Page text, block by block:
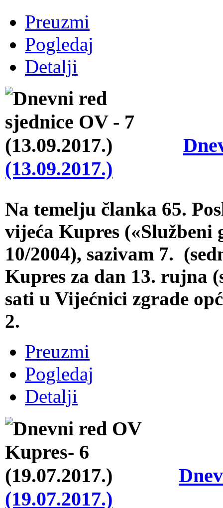
Preuzmi
Pogledaj
Detalji
(13.09.2017.)
Na temelju članka 65.
vijeća Kupres
10/2004), sazivam 7.
Kupres za dan 13. rujna
sati u Vijećnici zgrade
2.
Preuzmi
Pogledaj
Detalji
(19.07.2017.)